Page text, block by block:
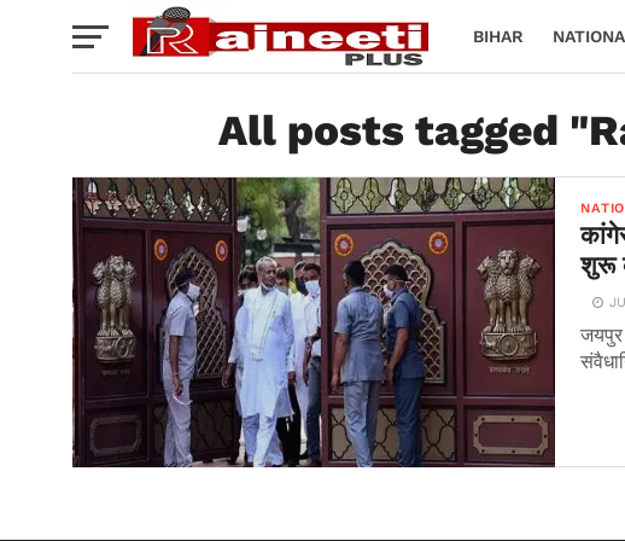
BIHAR
All posts tagged
शुरू
जयपुर